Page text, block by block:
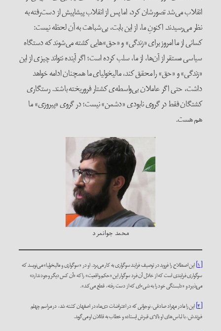
انقلاب می‌شد تصورشان کرد، اما پس از انقلاب پیشاپیش از دست‌رفته به
نظر می‌رسیدند. اکنونِ ما، از این بابت، بی‌شباهت به آن لحظه نیست:
کسانی از ما امروز برای «زندگی» و «حق‌»هایی کشته می‌شوند که دستگاه
سیاسی مستقر از آن‌ها، از ما، سلب کرده است؛ اگر آینده نتواند چیزی از این
«زندگی» و «حق» را محقق کند، مالیخولیای ما همچنان ادامه خواهد
داشت، حتی اگر عاملان بی‌واسطه‌ی کشتار فروریخته باشند. رستگاری
کشتگان فقط در گروی نابودی «دشمن» نیست؛ در گروی «پیروزی» ما
هم هست.
محمد جوانمرد
[۱] این اصطلاح را فروید در توصیف فرایند سوگواری به کار می‌برد. او در «سوگواری و مالیخولیا» می‌نویسد که
سوگواری فرایندی است که از خلال آن فرد سوگوار این «حکم واقعیت» را که «آن کس دیگر وجود ندارد»
می‌پذیرد و «دلبستگی خود را به شیء‌ای که از دست رفته، قطع می‌کند».
[۲] این را مادر مهراد صادقی، نوجوانی که در اعتراضات دی‌ماه در اصفهان کشته شد، در مراسم چهلم
فرزندش، با لباس‌های او بالای قبرش ایستاده و خطاب به قاتلان او می‌گوید.